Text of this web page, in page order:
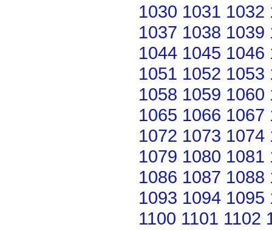
1030 1031 1032
1037 1038 1039
1044 1045 1046
1051 1052 1053
1058 1059 1060
1065 1066 1067
1072 1073 1074
1079 1080 1081
1086 1087 1088
1093 1094 1095
1100 1101 1102